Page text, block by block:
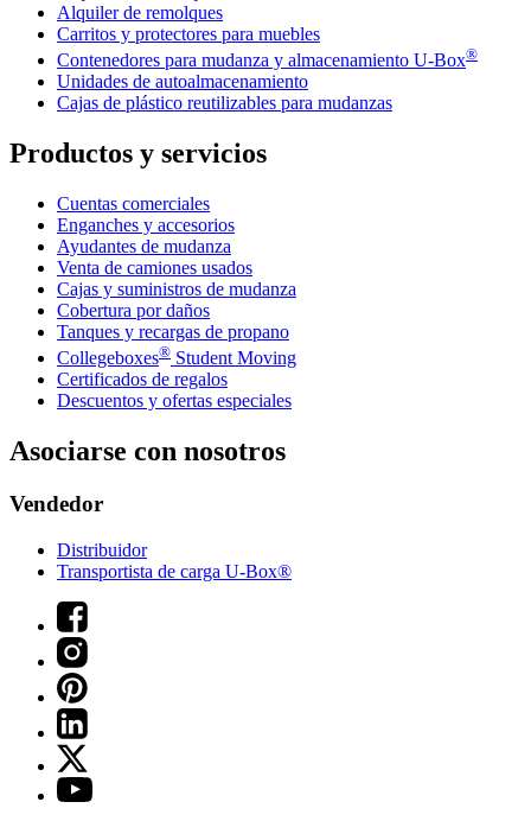
Alquiler de remolques
Carritos y protectores para muebles
Contenedores para mudanza y almacenamiento U-Box®
Unidades de autoalmacenamiento
Cajas de plástico reutilizables para mudanzas
Productos y servicios
Cuentas comerciales
Enganches y accesorios
Ayudantes de mudanza
Venta de camiones usados
Cajas y suministros de mudanza
Cobertura por daños
Tanques y recargas de propano
Collegeboxes® Student Moving
Certificados de regalos
Descuentos y ofertas especiales
Asociarse con nosotros
Vendedor
Distribuidor
Transportista de carga U-Box®